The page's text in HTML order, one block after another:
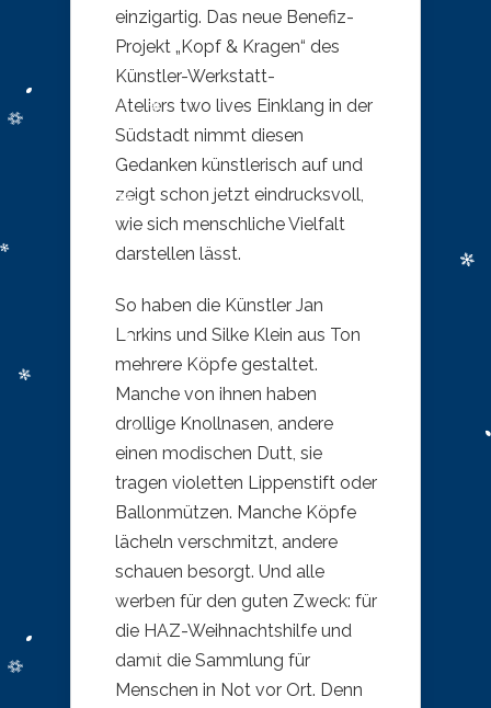
einzigartig. Das neue Benefiz-
Projekt „Kopf & Kragen“ des
Künstler-Werkstatt-
Ateliers two lives Einklang in der
Südstadt nimmt diesen
Gedanken künstlerisch auf und
zeigt schon jetzt eindrucksvoll,
wie sich menschliche Vielfalt
darstellen lässt.
So haben die Künstler Jan
Larkins und Silke Klein aus Ton
mehrere Köpfe gestaltet.
Manche von ihnen haben
drollige Knollnasen, andere
einen modischen Dutt, sie
tragen violetten Lippenstift oder
Ballonmützen. Manche Köpfe
lächeln verschmitzt, andere
schauen besorgt. Und alle
werben für den guten Zweck: für
die HAZ-Weihnachtshilfe und
damit die Sammlung für
Menschen in Not vor Ort. Denn